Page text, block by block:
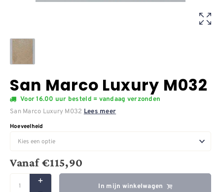
San Marco Luxury M032
Voor 16.00 uur besteld = vandaag verzonden
San Marco Luxury M032 Lees meer
Hoeveelheid
Vanaf€115,90
In mijn winkelwagen